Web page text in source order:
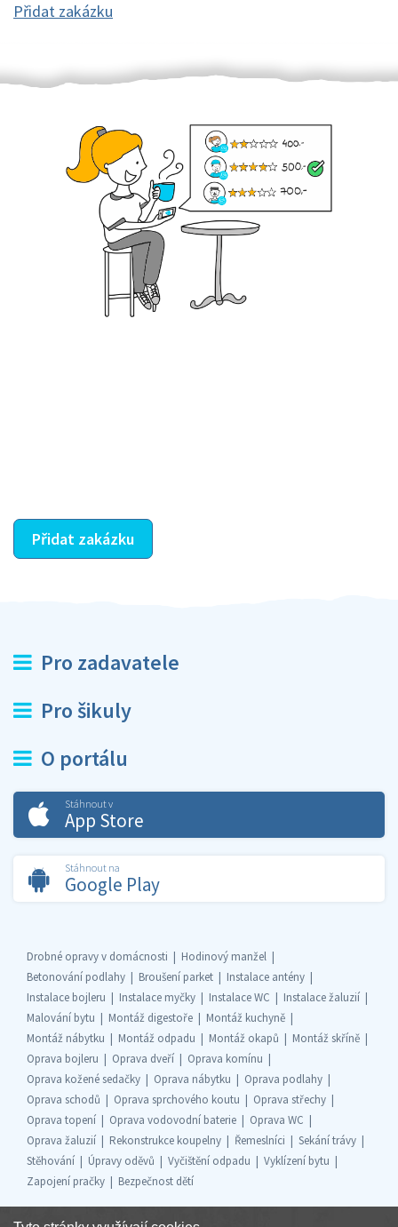
Přidat zakázku
Přidat zakázku
Pro zadavatele
Pro šikuly
O portálu
Stáhnout v
App Store
Stáhnout na
Google Play
Drobné opravy v domácnosti
Hodinový manžel
Betonování podlahy
Broušení parket
Instalace antény
Instalace bojleru
Instalace myčky Instalace WC
Instalace žaluzií
Malování bytu
Montáž digestoře
Montáž kuchyně
Montáž nábytku
Montáž odpadu Montáž okapů
Montáž skříně
Oprava bojleru
Oprava dveří
Oprava komínu
Oprava kožené sedačky
Oprava nábytku
Oprava podlahy
Oprava schodů
Oprava sprchového koutu
Oprava střechy
Oprava topení
Oprava vodovodní baterie
Oprava WC
Oprava žaluzií
Rekonstrukce koupelny Řemeslníci
Sekání trávy
Stěhování
Úpravy oděvů Vyčištění odpadu
Vyklízení bytu
Zapojení pračky
Bezpečnost dětí